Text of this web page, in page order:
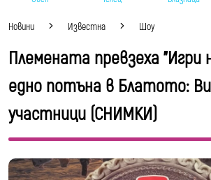
Новини Известна Шоу
Племената превзеха "Игри
едно потъна в Блатото:
участници (СНИМКИ)